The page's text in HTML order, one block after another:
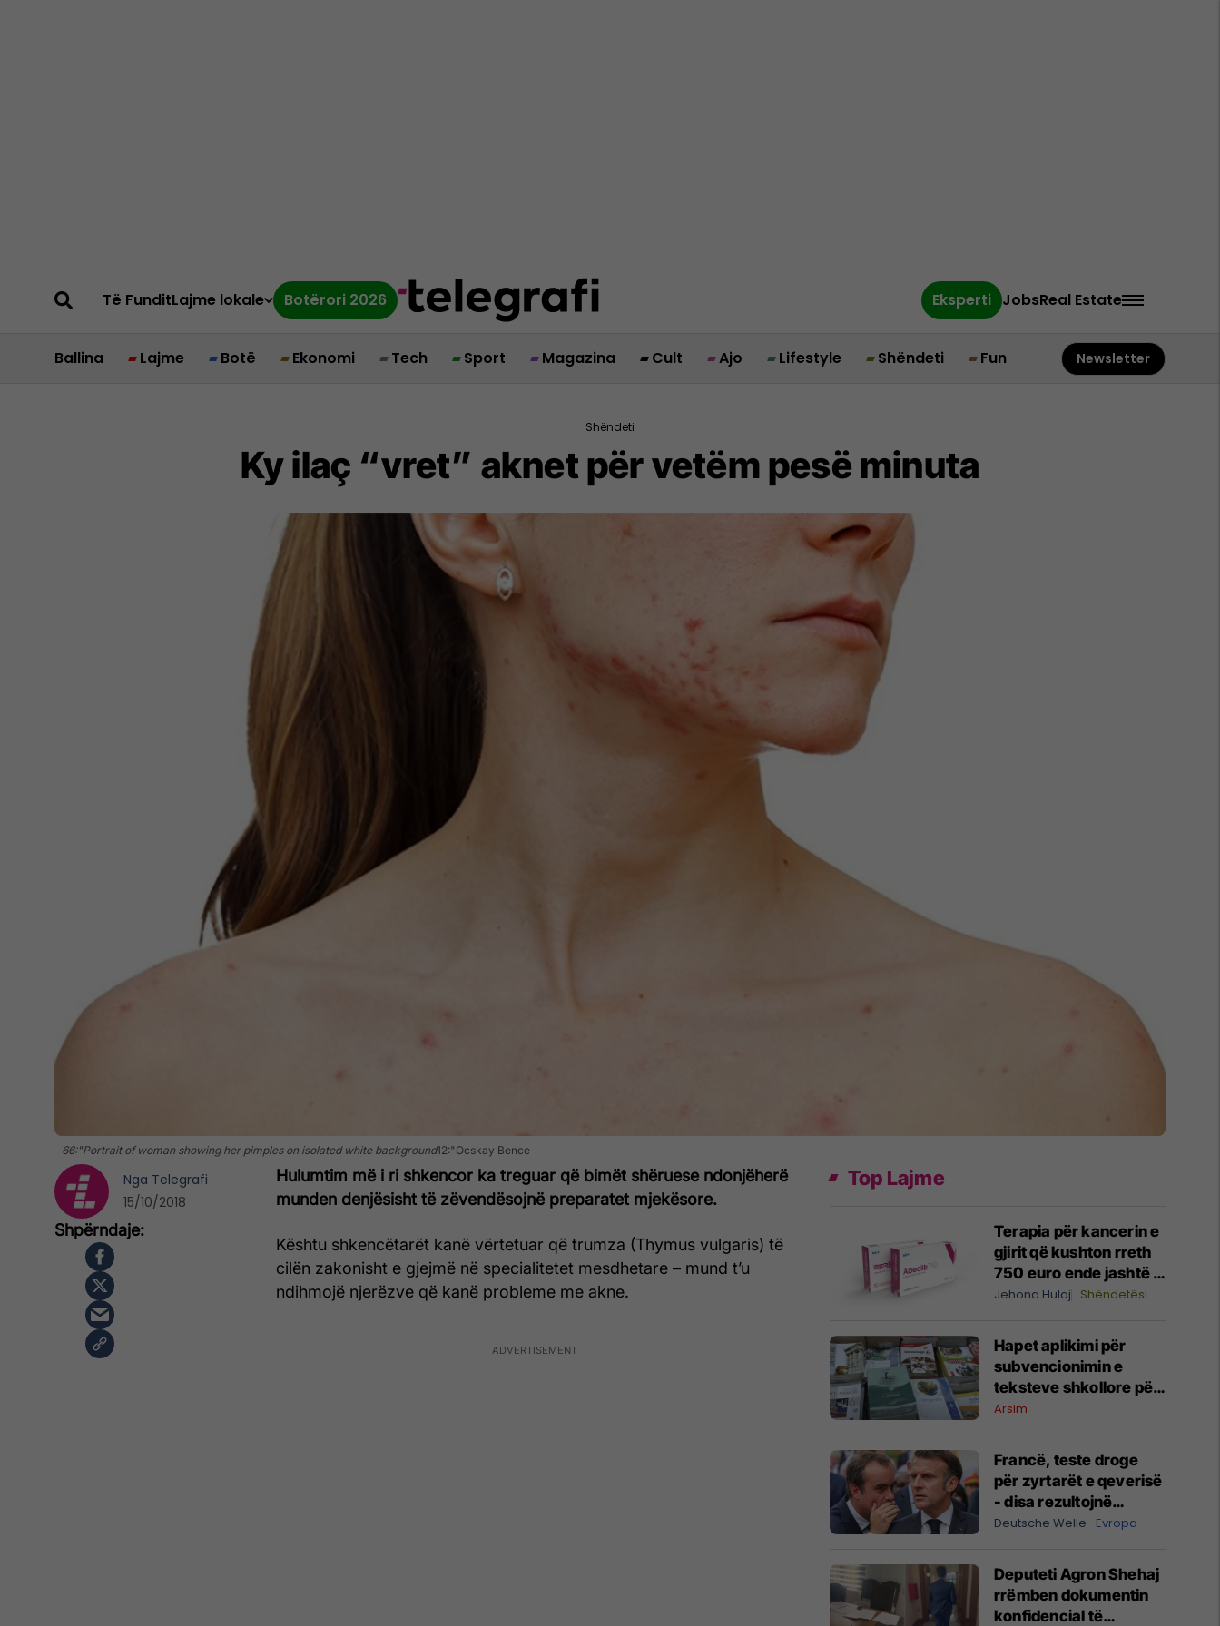
Të FunditLajme lokale Botërori 2026 Eksperti JobsReal Estate
Ballina Lajme Botë Ekonomi Tech Sport Magazina Cult Ajo Lifestyle Shëndeti Fun Newsletter
Shëndeti
Ky ilaç “vret” aknet për vetëm pesë minuta
66:"Portrait of woman showing her pimples on isolated white background12:"Ocskay Bence
Hulumtim më i ri shkencor ka treguar që bimët shëruese ndonjëherë
munden denjësisht të zëvendësojnë preparatet mjekësore.
Kështu shkencëtarët kanë vërtetuar që trumza (Thymus vulgaris) të
cilën zakonisht e gjejmë në specialitetet mesdhetare – mund t’u
ndihmojë njerëzve që kanë probleme me akne.
Nga Telegrafi
15/10/2018
Top Lajme
Terapia për kancerin e
gjirit që kushton rreth
750 euro ende jashtë
Listës së Barnave
MSH-ja
Jehona Hulaj Shëndetësi
Hapet aplikimi për
subvencionimin e
teksteve shkollore për
nxënësit e klasave 1–9
Arsim
Francë, teste droge
për zyrtarët e qeverisë
- disa rezultojnë
pozitivë
Deutsche Welle Evropa
Deputeti Agron Shehaj
rrëmben dokumentin
konfidencial të